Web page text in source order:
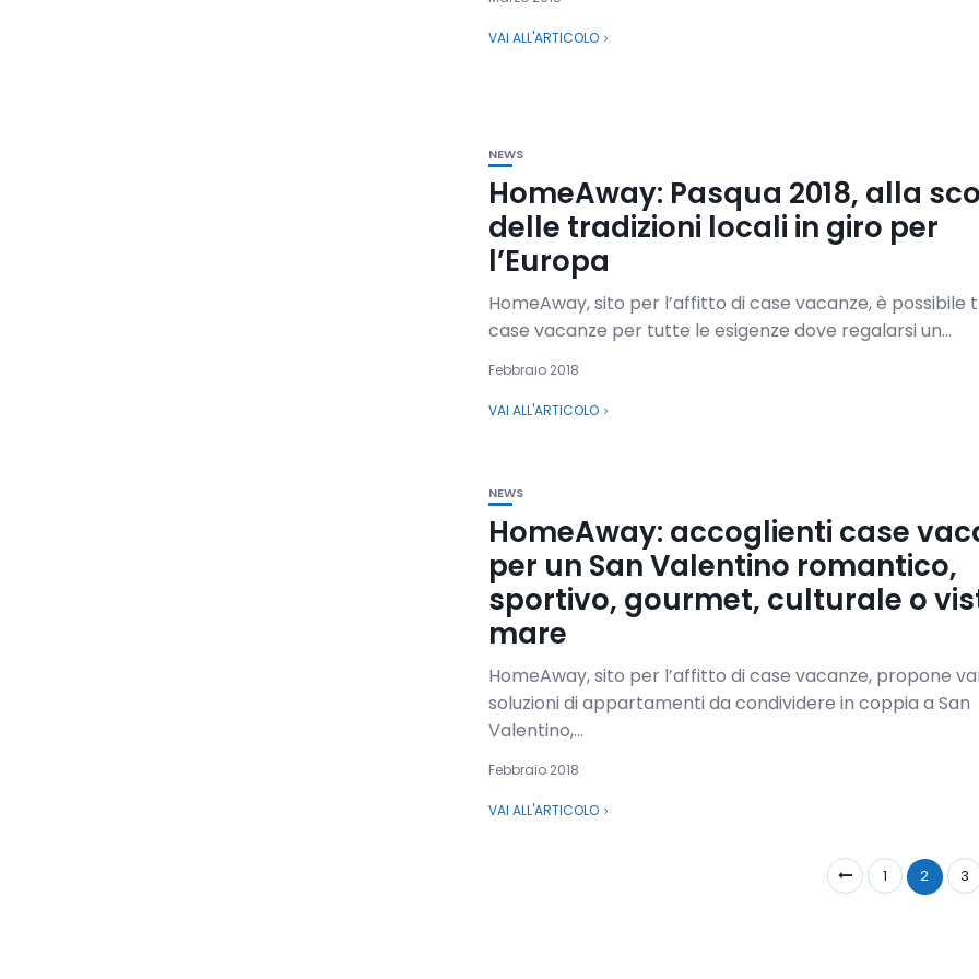
VAI ALL'ARTICOLO
NEWS
HomeAway: Pasqua 2018, alla
delle tradizioni locali in giro per
l’Europa
HomeAway, sito per l’affitto di case vacanze, è possibile
case vacanze per tutte le esigenze dove regalarsi un...
Febbraio 2018
VAI ALL'ARTICOLO
NEWS
HomeAway: accoglienti case
per un San Valentino romantico,
sportivo, gourmet, culturale o
mare
HomeAway, sito per l’affitto di case vacanze, propone
soluzioni di appartamenti da condividere in coppia a San
Valentino,...
Febbraio 2018
VAI ALL'ARTICOLO
1 2 3